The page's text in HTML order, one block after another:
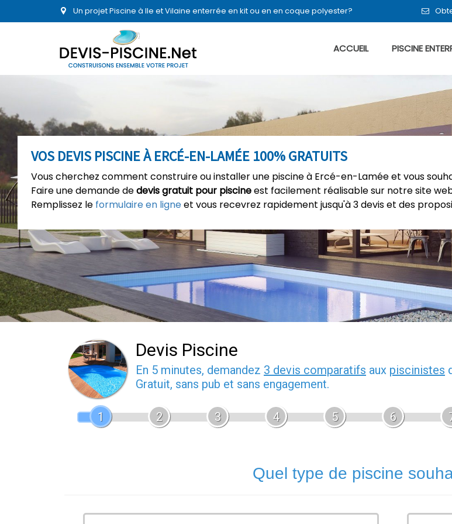
Un projet Piscine à Ile et Vilaine enterrée en kit ou en en coque polyester?
ACCUEIL PISCINE
VOS DEVIS PISCINE À ERCÉ-EN-LAMÉE 100% GRATUITS
Vous cherchez comment construire ou installer une piscine à Ercé-en-Lamée et vous
Faire une demande dedevis gratuit pour piscineest facilement réalisable sur notre site
Remplissez le formulaire en ligneet vous recevrez rapidement jusqu'à 3 devis et des
Devis Piscine
En 5 minutes, demandez 3 devis comparatifs aux piscinistes
Gratuit, sans pub et sans engagement.
1 2 3 4 5 6
Quel type de piscine